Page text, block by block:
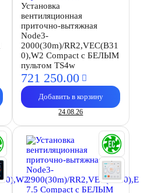
Установка
вентиляционная
приточно-вытяжная
Node3-
2000(30m)/RR2,VEC(B31
0),W2 Compact с БЕЛЫМ
пультом TS4w
721 250.00
Добавить в корзину
24.08.26